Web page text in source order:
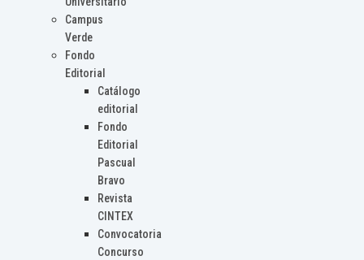
Campus
Verde
Fondo
Editorial
Catálogo
editorial
Fondo
Editorial
Pascual
Bravo
Revista
CINTEX
Convocatoria
Concurso